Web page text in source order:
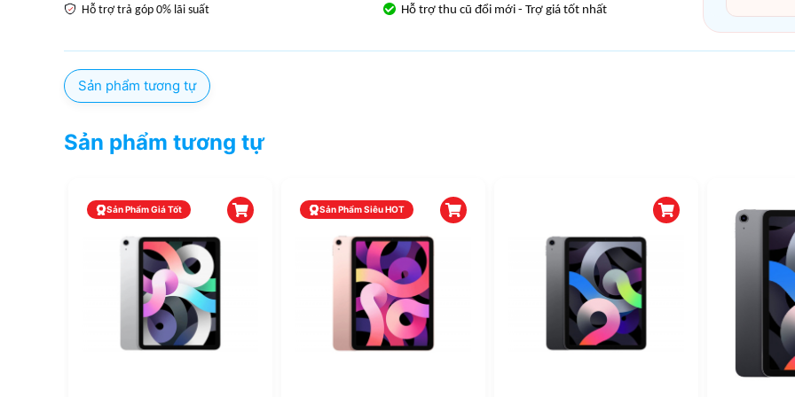
Hỗ trợ trả góp 0% lãi suất
Hỗ trợ thu cũ đổi mới - Trợ giá tốt nhất
Sản phẩm tương tự
Sản phẩm tương tự
Sản Phẩm Giá Tốt Sản Phẩm Siêu HOT